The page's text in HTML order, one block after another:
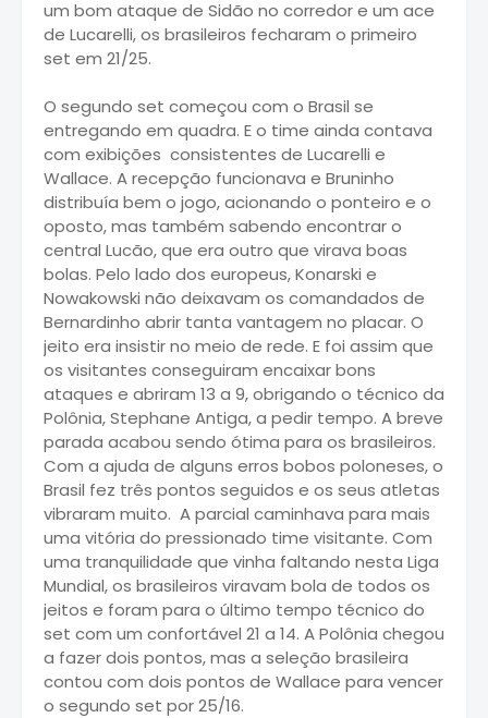
um bom ataque de Sidão no corredor e um ace
de Lucarelli, os brasileiros fecharam o primeiro
set em 21/25.
O segundo set começou com o Brasil se
entregando em quadra. E o time ainda contava
com exibições consistentes de Lucarelli e
Wallace. A recepção funcionava e Bruninho
distribuía bem o jogo, acionando o ponteiro e o
oposto, mas também sabendo encontrar o
central Lucão, que era outro que virava boas
bolas. Pelo lado dos europeus, Konarski e
Nowakowski não deixavam os comandados de
Bernardinho abrir tanta vantagem no placar. O
jeito era insistir no meio de rede. E foi assim que
os visitantes conseguiram encaixar bons
ataques e abriram 13 a 9, obrigando o técnico da
Polônia, Stephane Antiga, a pedir tempo. A breve
parada acabou sendo ótima para os brasileiros.
Com a ajuda de alguns erros bobos poloneses, o
Brasil fez três pontos seguidos e os seus atletas
vibraram muito. A parcial caminhava para mais
uma vitória do pressionado time visitante. Com
uma tranquilidade que vinha faltando nesta Liga
Mundial, os brasileiros viravam bola de todos os
jeitos e foram para o último tempo técnico do
set com um confortável 21 a 14. A Polônia chegou
a fazer dois pontos, mas a seleção brasileira
contou com dois pontos de Wallace para vencer
o segundo set por 25/16.